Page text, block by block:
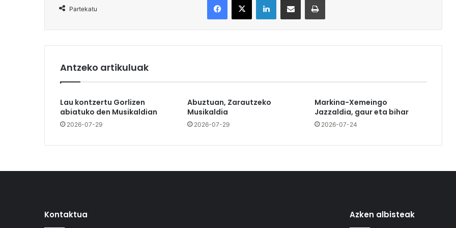
Partekatu
Antzeko artikuluak
Lau kontzertu Gorlizen
abiatuko den Musikaldian
2026-07-29
Abuztuan, Zarautzeko
Musikaldia
2026-07-29
Markina-Xemeingo
Jazzaldia, gaur eta bihar
2026-07-24
Kontaktua Azken albisteak